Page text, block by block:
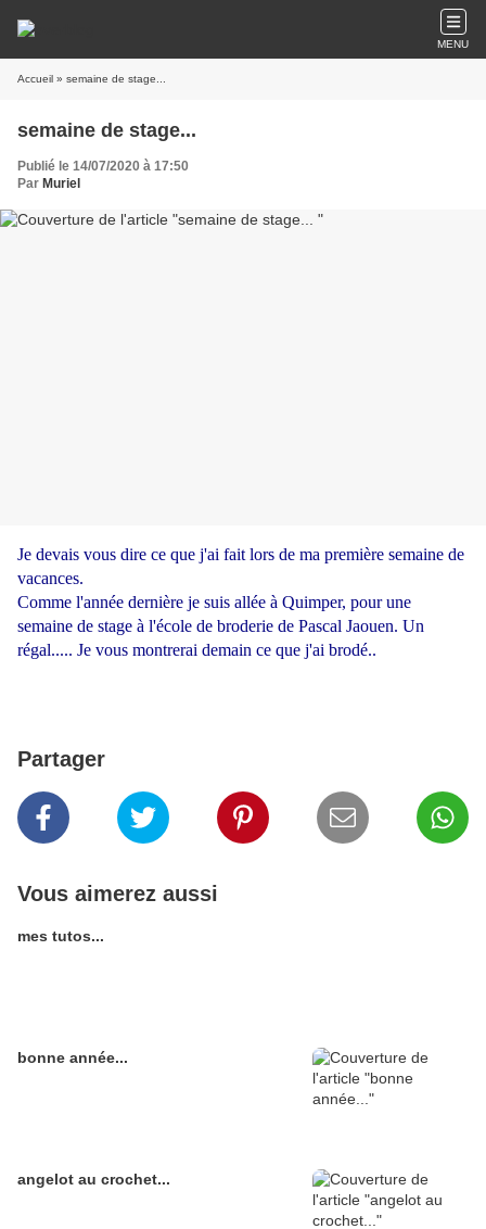
MENU
Accueil » semaine de stage...
semaine de stage...
Publié le 14/07/2020 à 17:50
Par Muriel
Je devais vous dire ce que j'ai fait lors de ma première semaine de
vacances.
Comme l'année dernière je suis allée à Quimper, pour une
semaine de stage à l'école de broderie de Pascal Jaouen. Un
régal..... Je vous montrerai demain ce que j'ai brodé..
Partager
Vous aimerez aussi
mes tutos...
bonne année...
angelot au crochet...